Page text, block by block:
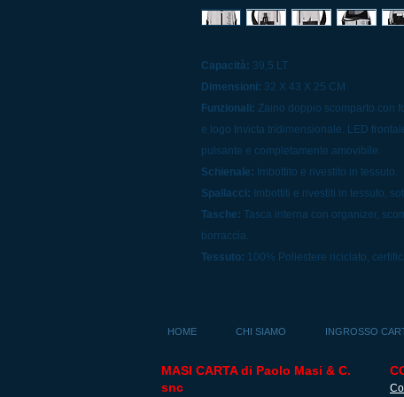
Capacità: 39,5 LT
Dimensioni: 32 X 43 X 25 CM
Funzionali: Zaino doppio scomparto con
e logo Invicta tridimensionale. LED
pulsante e completamente amovibile.
Schienale: Imbottito e rivestito in tessuto.
Spallacci: Imbottiti e rivestiti in tessuto,
Tasche: Tasca interna con organizer,
borraccia.
Tessuto: 100% Poliestere riciclato,
HOME CHI SIAMO INGROSSO
MASI CARTA di Paolo Masi & C.
snc